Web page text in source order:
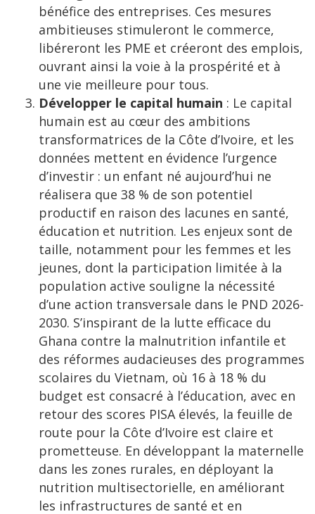
bénéfice des entreprises. Ces mesures
ambitieuses stimuleront le commerce,
libéreront les PME et créeront des emplois,
ouvrant ainsi la voie à la prospérité et à
une vie meilleure pour tous.
Développer le capital humain : Le capital
humain est au cœur des ambitions
transformatrices de la Côte d’Ivoire, et les
données mettent en évidence l’urgence
d’investir : un enfant né aujourd’hui ne
réalisera que 38 % de son potentiel
productif en raison des lacunes en santé,
éducation et nutrition. Les enjeux sont de
taille, notamment pour les femmes et les
jeunes, dont la participation limitée à la
population active souligne la nécessité
d’une action transversale dans le PND 2026-
2030. S’inspirant de la lutte efficace du
Ghana contre la malnutrition infantile et
des réformes audacieuses des programmes
scolaires du Vietnam, où 16 à 18 % du
budget est consacré à l’éducation, avec en
retour des scores PISA élevés, la feuille de
route pour la Côte d’Ivoire est claire et
prometteuse. En développant la maternelle
dans les zones rurales, en déployant la
nutrition multisectorielle, en améliorant
les infrastructures de santé et en